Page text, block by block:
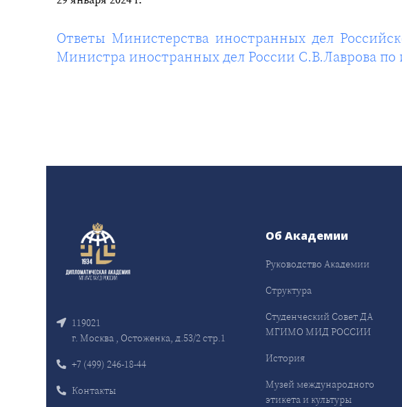
Ответы Министерства иностранных дел
Министра иностранных дел России С.В.Лаврова по
119021
г. Москва , Остоженка, д.53/2 стр.1
+7 (499) 246-18-44
Контакты
Об Академии
Руководство Академии
Структура
Студенческий Совет ДА
МГИМО МИД РОССИИ
История
Музей международного
этикета и культуры